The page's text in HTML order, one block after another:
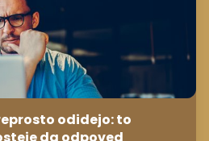
odidejo: to